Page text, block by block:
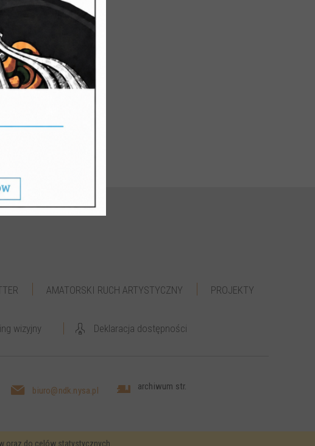
wieczór
AMATORSKI RUCH ARTYSTYCZNY PROJEKTY
wizyjny Deklaracja dostępności
biuro@ndk.nysa.pl archiwum str.
oraz do celów statystycznych.